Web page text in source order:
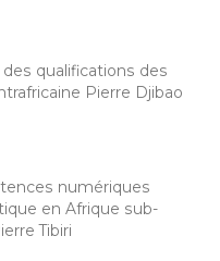
qualifications des
Pierre Djibao
numériques
en Afrique sub-
Tibiri